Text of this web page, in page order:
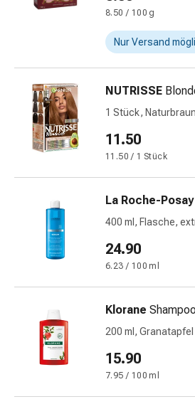
Unreine
Haut
Fieberblasen
Hautausschlag
Akne
Naturmittel
Bachblütentherapie
Pflanzenknospen
Schüssler-
Salz
Spagyrika
Anthroposophika
Blase,
Prostata
Harnwegsbeschwerden
Nieren-
Blasenbeschwerden
8.50 / 100 g
Nur Versand
NUTRISSE
1 Stück,
11.50
11.50 / 1 Stück
La Roche-Posay
400 ml, Flasche,
24.90
6.23 / 100 ml
Klorane
200 ml, Granatapfel
15.90
7.95 / 100 ml